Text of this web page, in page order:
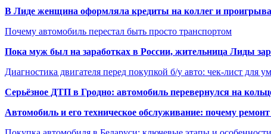
В Лиде женщина оформляла кредиты на коллег и
Почему автомобиль перестал быть просто транспортом
Пока муж был на заработках в России, жительница Лиды
Диагностика двигателя перед покупкой б/у авто: чек-лист для
Серьёзное ДТП в Гродно: автомобиль перевернулся на
Автомобиль и его техническое обслуживание: почему